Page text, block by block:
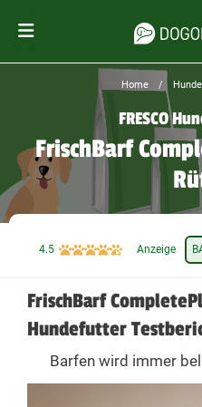
Home
FRESCO
FrischBarf
4.5 Anzeige
FrischBarf
Hundefutter
Barfen wird immer